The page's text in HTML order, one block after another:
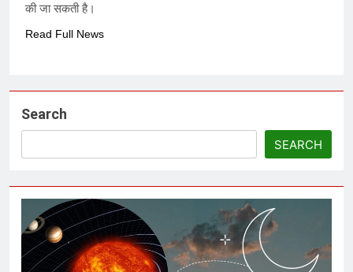
आक्रांताओं से अत्याचारी सरकार – सनातन
पर घनघोर प्रहार
हम संविधान के लिये नहीं बने हैं, संविधान हमारे
लिये है – संविधान हमारा निर्माता नहीं, निर्मित
संविदा है
7 Months Ago
की जा सकती है।
Read Full News
Search
SEARCH